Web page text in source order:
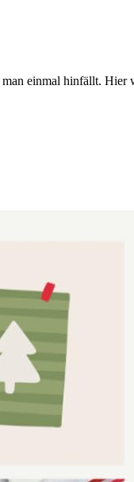
einmal hinfällt.